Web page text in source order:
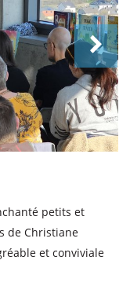
petits et
de Christiane
et conviviale